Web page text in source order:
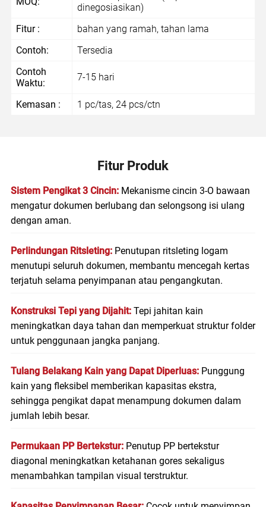
dinegosiasikan)
Fitur :
bahan yang ramah, tahan lama
Contoh:
Tersedia
Contoh
Waktu:
7-15 hari
Kemasan : 1 pc/tas, 24 pcs/ctn
Fitur Produk
Sistem Pengikat 3 Cincin: Mekanisme cincin 3-O bawaan
mengatur dokumen berlubang dan selongsong isi ulang
dengan aman.
Perlindungan Ritsleting: Penutupan ritsleting logam
menutupi seluruh dokumen, membantu mencegah kertas
terjatuh selama penyimpanan atau pengangkutan.
Konstruksi Tepi yang Dijahit: Tepi jahitan kain
meningkatkan daya tahan dan memperkuat struktur folder
untuk penggunaan jangka panjang.
Tulang Belakang Kain yang Dapat Diperluas: Punggung
kain yang fleksibel memberikan kapasitas ekstra,
sehingga pengikat dapat menampung dokumen dalam
jumlah lebih besar.
Permukaan PP Bertekstur: Penutup PP bertekstur
diagonal meningkatkan ketahanan gores sekaligus
menambahkan tampilan visual terstruktur.